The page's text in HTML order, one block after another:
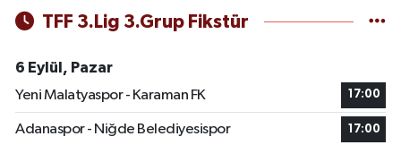
TFF 3.Lig 3.Grup Fikstür
6 Eylül, Pazar
Yeni Malatyaspor - Karaman FK
17:00
Adanaspor - Niğde Belediyesispor 17:00